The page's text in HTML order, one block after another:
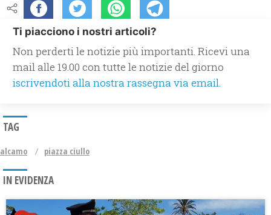
Ti piacciono i nostri articoli?
Non perderti le notizie più importanti. Ricevi una
mail alle 19.00 con tutte le notizie del giorno
iscrivendoti alla nostra rassegna via email.
TAG
alcamo piazza ciullo
IN EVIDENZA